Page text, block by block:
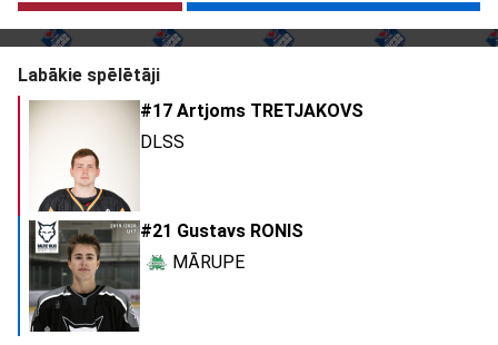
Labākie spēlētāji
#17 Artjoms TRETJAKOVS
DLSS
#21 Gustavs RONIS
MĀRUPE